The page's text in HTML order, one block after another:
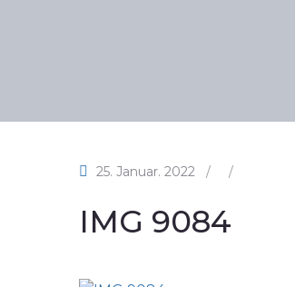
25. Januar. 2022 / /
IMG 9084